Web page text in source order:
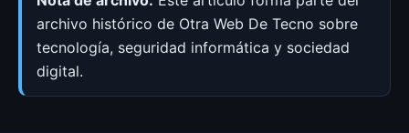
archivo histórico de Otra Web De Tecno sobre
tecnología, seguridad informática y sociedad
digital.